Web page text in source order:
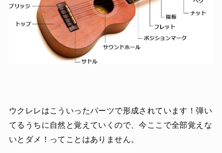
ウクレレはこういったパーツで形成されています！弾い
てるうちに自然と覚えていくので、今ここで全部覚えな
いとダメ！ってことはありません。